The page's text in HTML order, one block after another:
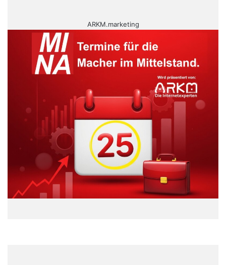
ARKM.marketing